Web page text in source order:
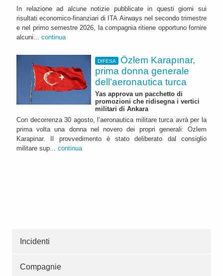
In relazione ad alcune notizie pubblicate in questi giorni sui
risultati economico-finanziari di ITA Airways nel secondo trimestre
e nel primo semestre 2026, la compagnia ritiene opportuno fornire
alcuni... continua
DIFESA
Özlem Karapınar,
prima donna generale
dell’aeronautica turca
Yas approva un pacchetto di
promozioni che ridisegna i vertici
militari di Ankara
Con decorrenza 30 agosto, l’aeronautica militare turca avrà per la
prima volta una donna nel novero dei propri generali: Ozlem
Karapinar. Il provvedimento è stato deliberato dal consiglio
militare sup... continua
Incidenti
Compagnie